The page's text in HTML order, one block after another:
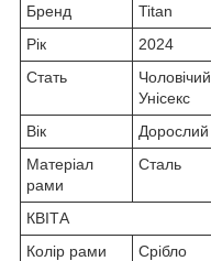
Бренд
Titan
Рік
2024
Стать
Чоловічий,
Унісекс
Вік
Дорослий
Матеріал
рами
Сталь
КВІТА
Колір рами
Срібло